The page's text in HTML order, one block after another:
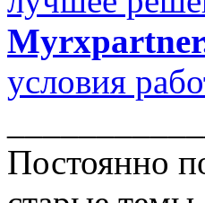
условия
Постоянно